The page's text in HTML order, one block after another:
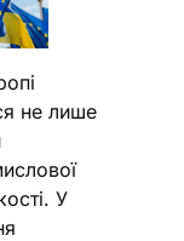
не лише
У